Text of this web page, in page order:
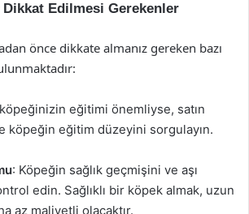
Dikkat Edilmesi Gerekenler
önce dikkate almanız gereken bazı
eğitimi önemliyse, satın
köpeğin eğitim düzeyini sorgulayın.
: Köpeğin sağlık geçmişini ve aşı
edin. Sağlıklı bir köpek almak, uzun
az maliyetli olacaktır.